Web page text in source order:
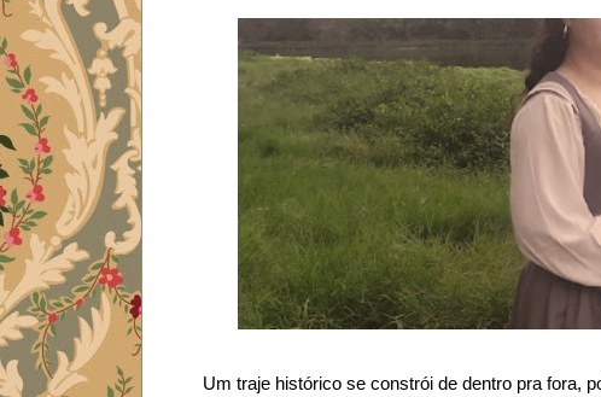
Um traje histórico se constrói de dentro pra fora,